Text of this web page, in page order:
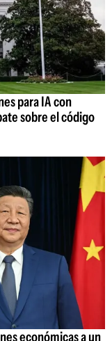
para IA con
sobre el código
económicas a un